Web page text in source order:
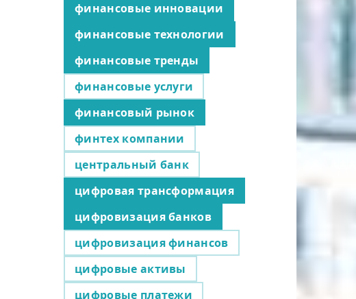
финансовые инновации
финансовые технологии
финансовые тренды
финансовые услуги
финансовый рынок
финтех компании
центральный банк
цифровая трансформация
цифровизация банков
цифровизация финансов
цифровые активы
цифровые платежи